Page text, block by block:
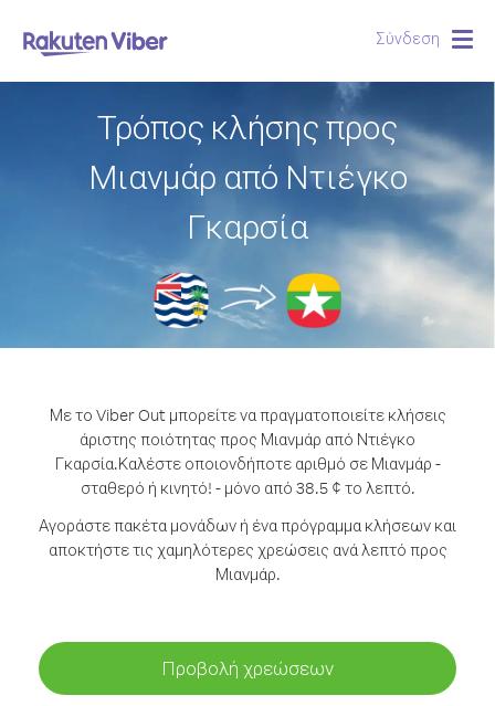
Σύνδεση
Τρόπος κλήσης προς
Μιανμάρ από Ντιέγκο
Γκαρσία
Με το Viber Out μπορείτε να πραγματοποιείτε κλήσεις
άριστης ποιότητας προς Μιανμάρ από Ντιέγκο
Γκαρσία.Καλέστε οποιονδήποτε αριθμό σε Μιανμάρ -
σταθερό ή κινητό! - μόνο από 38.5 ¢ το λεπτό.
Αγοράστε πακέτα μονάδων ή ένα πρόγραμμα κλήσεων και
αποκτήστε τις χαμηλότερες χρεώσεις ανά λεπτό προς
Μιανμάρ.
Προβολή χρεώσεων